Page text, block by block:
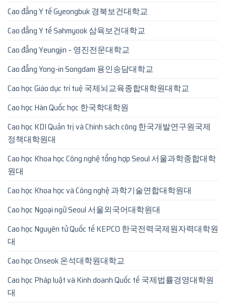
Cao đẳng Y tế Gyeongbuk 경북보건대학교
Cao đẳng Y tế Sahmyook 삼육보건대학교
Cao đẳng Yeungjin – 영진전문대학교
Cao đẳng Yong-in Songdam 용인송담대학교
Cao học Giáo dục trí tuệ 국제뇌교육종합대학원대학교
Cao học Hàn Quốc học 한국학대학원
Cao học KDI Quản trị và Chính sách công 한국개발연구원국제
정책대학원대
Cao học Khoa học Công nghệ tổng hợp Seoul 서울과학종합대학
원대
Cao học Khoa học và Công nghệ 과학기술연합대학원대
Cao học Ngoại ngữ Seoul 서울외국어대학원대
Cao học Nguyên tử Quốc tế KEPCO 한국전력국제원자력대학원
대
Cao học Onseok 온석대학원대학교
Cao học Pháp luật và Kinh doanh Quốc tế 국제법률경영대학원
대